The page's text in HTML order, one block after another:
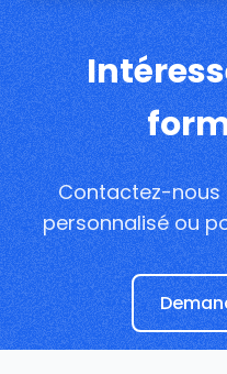
Contactez-nous
personnalisé ou